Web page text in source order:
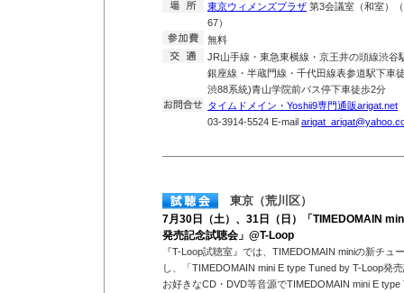
東京ウィメンズプラザ 第3会議室（和室）
67）
無料
JR山手線・東急東横線・京王井の頭線渋谷
銀座線・半蔵門線・千代田線表参道駅下車
渋88系統)青山学院前バス停下車徒歩2分
タイムドメイン・Yoshii9専門通販arigat.net
03-3914-5524 E-mail
東京（荒川区）
7月30日（土）、31日（日）「TIMEDOMAIN
発売記念試聴会」@T-Loop
『T-Loop試聴室』では、TIMEDOMAIN miniの新チュ
し、「TIMEDOMAIN mini E type Tuned by T-Loop発
お好きなCD・DVD等音源でTIMEDOMAIN mini E